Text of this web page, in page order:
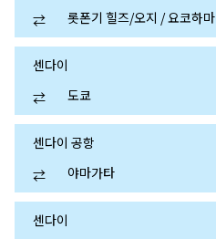
⇄
롯폰기 힐즈/오지 / 요코하마
센다이
⇄
도쿄
센다이 공항
⇄
야마가타
센다이